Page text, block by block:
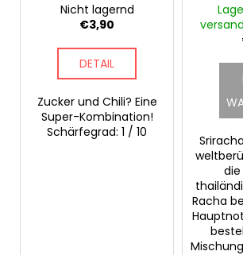
Nicht lagernd
€3,90
DETAIL
Zucker und Chili? Eine
Super-Kombination!
Schärfegrad: 1 / 10
Racha